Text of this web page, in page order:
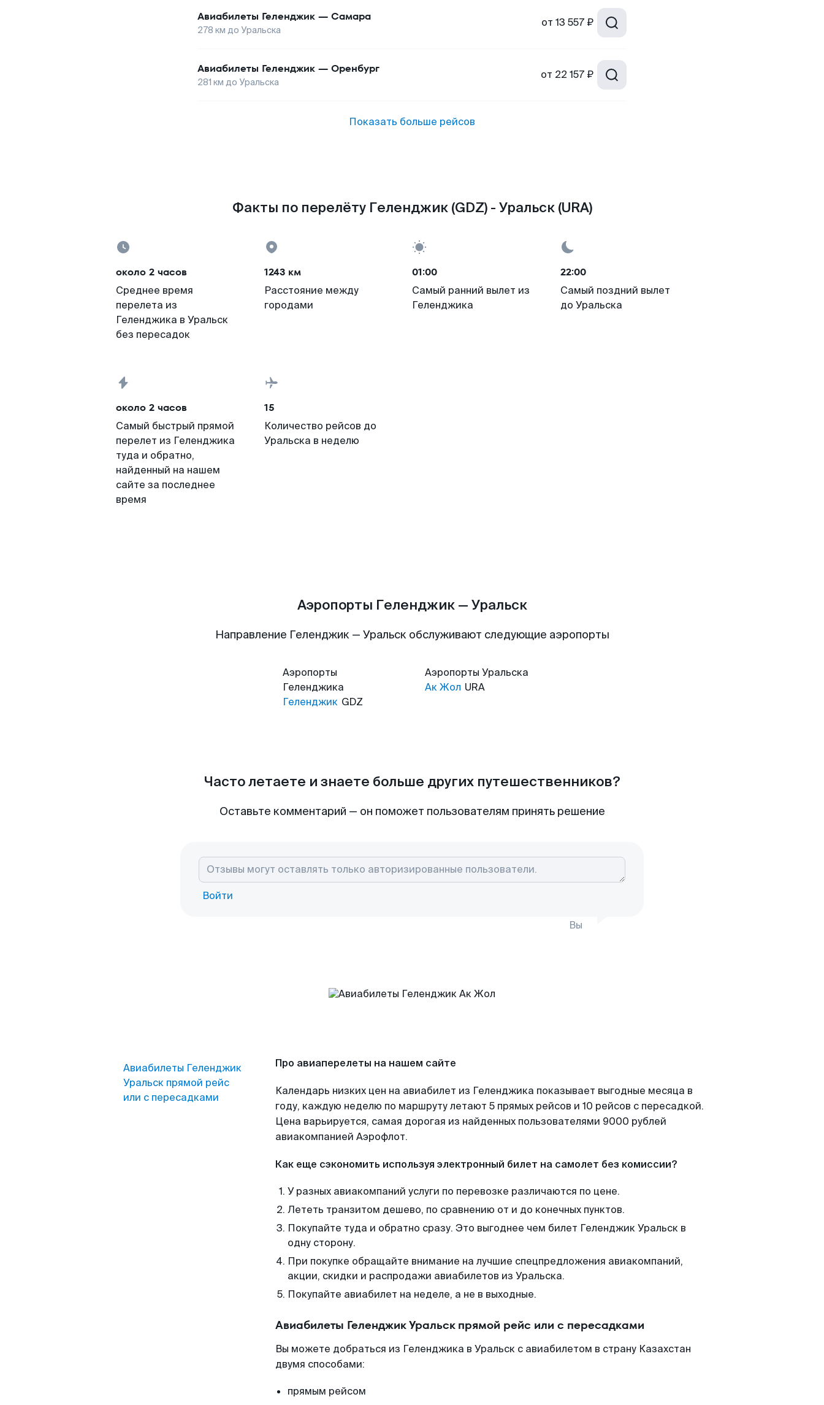
Авиабилеты Геленджик — Самара
278 км до Уральска
от 13 557 ₽
Авиабилеты Геленджик — Оренбург
281 км до Уральска
от 22 157 ₽
Показать больше рейсов
Факты по перелёту Геленджик (GDZ) - Уральск (URA)
около 2 часов
Среднее время
перелета из
Геленджика в Уральск
без пересадок
1243 км
Расстояние между
городами
01:00
Самый ранний вылет из
Геленджика
22:00
Самый поздний вылет
до Уральска
около 2 часов
Самый быстрый прямой
перелет из Геленджика
туда и обратно,
найденный на нашем
сайте за последнее
время
15
Количество рейсов до
Уральска в неделю
Аэропорты Геленджик — Уральск
Направление Геленджик — Уральск обслуживают следующие аэропорты
Аэропорты
Геленджика
Геленджик GDZ
Аэропорты Уральска
Ак Жол URA
Часто летаете и знаете больше других путешественников?
Оставьте комментарий — он поможет пользователям принять решение
Войти
Вы
Авиабилеты Геленджик
Уральск прямой рейс
или с пересадками
Про авиаперелеты на нашем сайте
Календарь низких цен на авиабилет из Геленджика показывает выгодные месяца в
году, каждую неделю по маршруту летают 5 прямых рейсов и 10 рейсов с пересадкой.
Цена варьируется, самая дорогая из найденных пользователями 9000 рублей
авиакомпанией Аэрофлот.
Как еще сэкономить используя электронный билет на самолет без комиссии?
У разных авиакомпаний услуги по перевозке различаются по цене.
Лететь транзитом дешево, по сравнению от и до конечных пунктов.
Покупайте туда и обратно сразу. Это выгоднее чем билет Геленджик Уральск в
одну сторону.
При покупке обращайте внимание на лучшие спецпредложения авиакомпаний,
акции, скидки и распродажи авиабилетов из Уральска.
Покупайте авиабилет на неделе, а не в выходные.
Авиабилеты Геленджик Уральск прямой рейс или с пересадками
Вы можете добраться из Геленджика в Уральск с авиабилетом в страну Казахстан
двумя способами:
прямым рейсом